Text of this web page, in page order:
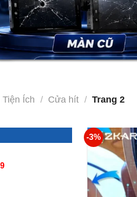
Tiện Ích / Cửa hít / Trang 2